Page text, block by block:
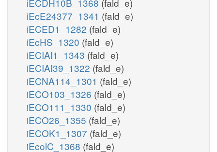
iEcE24377_1341 (fald_e)
iECED1_1282 (fald_e)
iEcHS_1320 (fald_e)
iECIAI1_1343 (fald_e)
iECIAI39_1322 (fald_e)
iECNA114_1301 (fald_e)
iECO103_1326 (fald_e)
iECO111_1330 (fald_e)
iECO26_1355 (fald_e)
iECOK1_1307 (fald_e)
iEcolC_1368 (fald_e)